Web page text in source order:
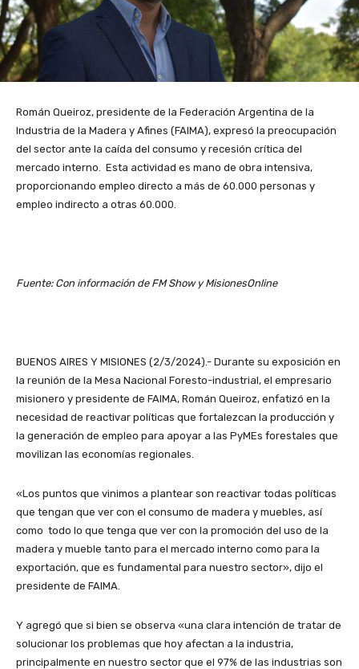
Román Queiroz, presidente de la Federación Argentina de la
Industria de la Madera y Afines (FAIMA), expresó la preocupación
del sector ante la caída del consumo y recesión crítica del
mercado interno. Esta actividad es mano de obra intensiva,
proporcionando empleo directo a más de 60.000 personas y
empleo indirecto a otras 60.000.
Fuente: Con información de FM Show y MisionesOnline
BUENOS AIRES Y MISIONES (2/3/2024).- Durante su exposición en
la reunión de la Mesa Nacional Foresto-industrial, el empresario
misionero y presidente de FAIMA, Román Queiroz, enfatizó en la
necesidad de reactivar políticas que fortalezcan la producción y
la generación de empleo para apoyar a las PyMEs forestales que
movilizan las economías regionales.
«Los puntos que vinimos a plantear son reactivar todas políticas
que tengan que ver con el consumo de madera y muebles, así
como todo lo que tenga que ver con la promoción del uso de la
madera y mueble tanto para el mercado interno como para la
exportación, que es fundamental para nuestro sector», dijo el
presidente de FAIMA.
Y agregó que si bien se observa «una clara intención de tratar de
solucionar los problemas que hoy afectan a la industria,
principalmente en nuestro sector que el 97% de las industrias son